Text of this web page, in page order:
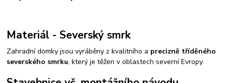
Materiál - Severský smrk
Zahradní domky jsou vyráběny z kvalitního a precizně tříděného
severského smrku, který je těžen v oblastech severní Evropy.